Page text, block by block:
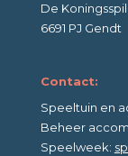
De
6691 PJ Gendt
Contact:
Speeltuin en
Beheer
Speelweek: